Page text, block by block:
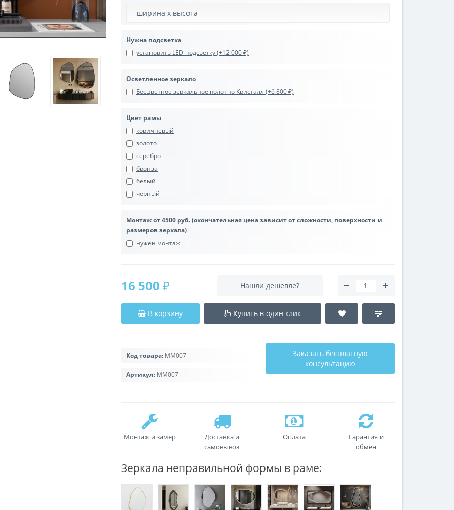
Нужна подсветка
установить LED-подсветку (+12 000 ₽)
Осветленное зеркало
Бесцветное зеркальное полотно Кристалл (+6 800 ₽)
Цвет рамы
коричневый
золото
серебро
бронза
белый
черный
Монтаж от 4500 руб. (окончательная цена зависит от сложности, поверхности и
размеров зеркала)
нужен монтаж
16 500 ₽ Нашли дешевле?
В корзину Купить в один клик
Код товара: MM007
Артикул: MM007
Заказать бесплатную
консультацию
Монтаж и замер
Доставка и
самовывоз
Оплата
Гарантия и
обмен
Зеркала неправильной формы в раме: